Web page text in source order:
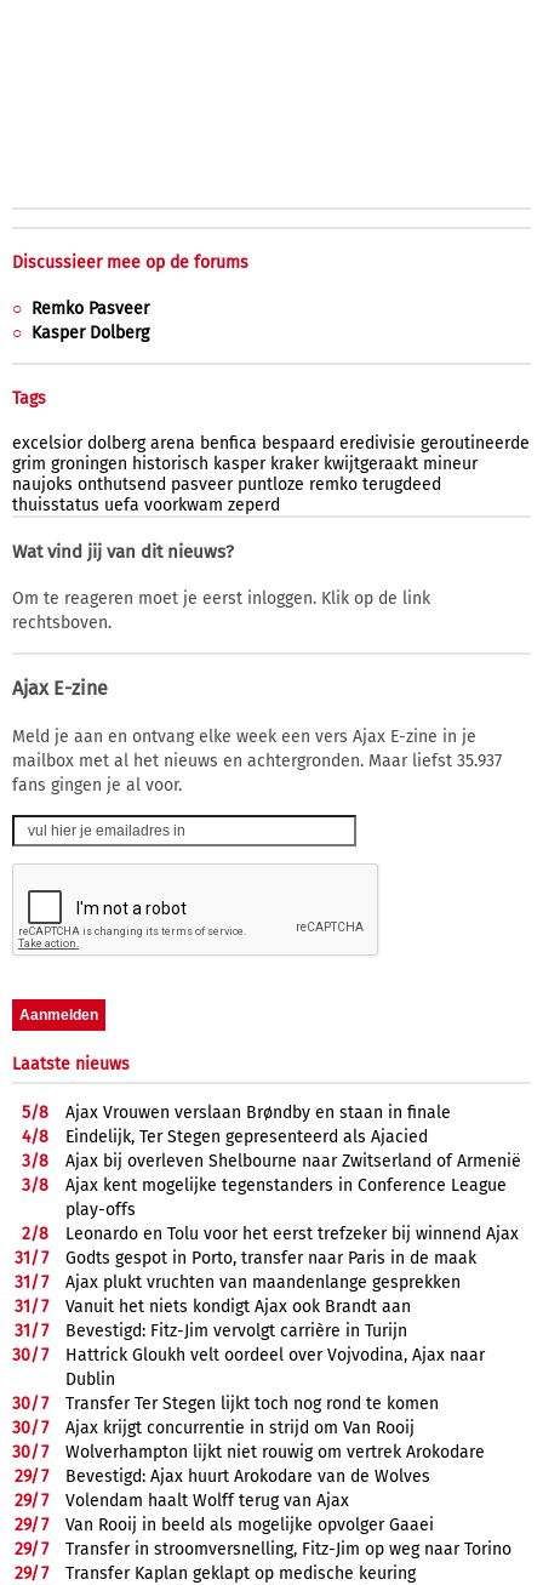
Discussieer mee op de forums
Remko Pasveer
Kasper Dolberg
Tags
excelsior dolberg arena benfica bespaard eredivisie geroutineerde
grim groningen historisch kasper kraker kwijtgeraakt mineur
naujoks onthutsend pasveer puntloze remko terugdeed
thuisstatus uefa voorkwam zeperd
Wat vind jij van dit nieuws?
Om te reageren moet je eerst inloggen. Klik op de link
rechtsboven.
Ajax E-zine
Meld je aan en ontvang elke week een vers Ajax E-zine in je
mailbox met al het nieuws en achtergronden. Maar liefst 35.937
fans gingen je al voor.
Laatste nieuws
5/8
Ajax Vrouwen verslaan Brøndby en staan in finale
4/8
Eindelijk, Ter Stegen gepresenteerd als Ajacied
3/8
Ajax bij overleven Shelbourne naar Zwitserland of Armenië
3/8
Ajax kent mogelijke tegenstanders in Conference League
play-offs
2/8
Leonardo en Tolu voor het eerst trefzeker bij winnend Ajax
31/7
Godts gespot in Porto, transfer naar Paris in de maak
31/7
Ajax plukt vruchten van maandenlange gesprekken
31/7
Vanuit het niets kondigt Ajax ook Brandt aan
31/7
Bevestigd: Fitz-Jim vervolgt carrière in Turijn
30/7
Hattrick Gloukh velt oordeel over Vojvodina, Ajax naar
Dublin
30/7
Transfer Ter Stegen lijkt toch nog rond te komen
30/7
Ajax krijgt concurrentie in strijd om Van Rooij
30/7
Wolverhampton lijkt niet rouwig om vertrek Arokodare
29/7
Bevestigd: Ajax huurt Arokodare van de Wolves
29/7
Volendam haalt Wolff terug van Ajax
29/7
Van Rooij in beeld als mogelijke opvolger Gaaei
29/7
Transfer in stroomversnelling, Fitz-Jim op weg naar Torino
29/7
Transfer Kaplan geklapt op medische keuring